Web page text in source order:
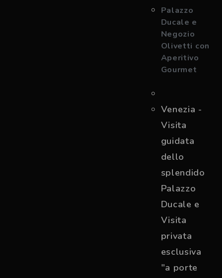
Palazzo
Ducale e
Negozio
Olivetti con
Aperitivo
Gourmet
Venezia -
Visita
guidata
dello
splendido
Palazzo
Ducale e
Visita
privata
esclusiva
"a porte